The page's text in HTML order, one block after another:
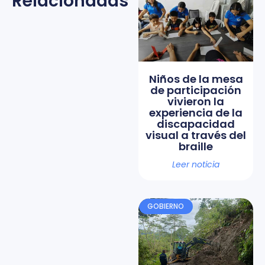
Niños de la mesa
de participación
vivieron la
experiencia de la
discapacidad
visual a través del
braille
Leer noticia
GOBIERNO